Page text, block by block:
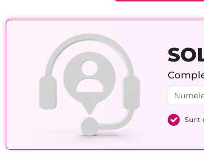
Sunt